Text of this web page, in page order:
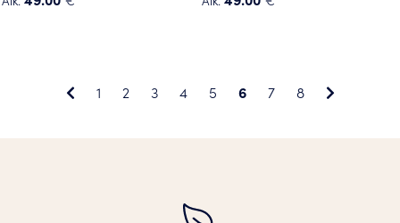
muunnelma.
useampi
muunnelma.
sivulla.
1 2 3 4 5 6 7 8